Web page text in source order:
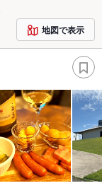
地図で表示